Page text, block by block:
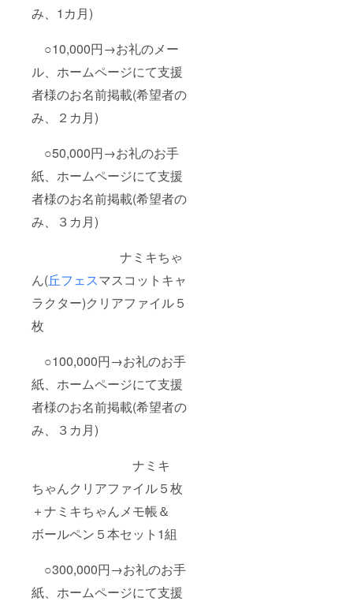
み、1カ月)
○10,000円→お礼のメー
ル、ホームページにて支援
者様のお名前掲載(希望者の
み、２カ月)
○50,000円→お礼のお手
紙、ホームページにて支援
者様のお名前掲載(希望者の
み、３カ月)
ナミキちゃ
ん(丘フェスマスコットキャ
ラクター)クリアファイル５
枚
○100,000円→お礼のお手
紙、ホームページにて支援
者様のお名前掲載(希望者の
み、３カ月)
ナミキ
ちゃんクリアファイル５枚
＋ナミキちゃんメモ帳＆
ボールペン５本セット1組
○300,000円→お礼のお手
紙、ホームページにて支援